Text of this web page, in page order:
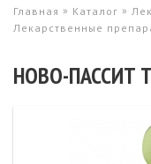
Главная » Каталог »
Лекарственные
НОВО-ПАССИТ